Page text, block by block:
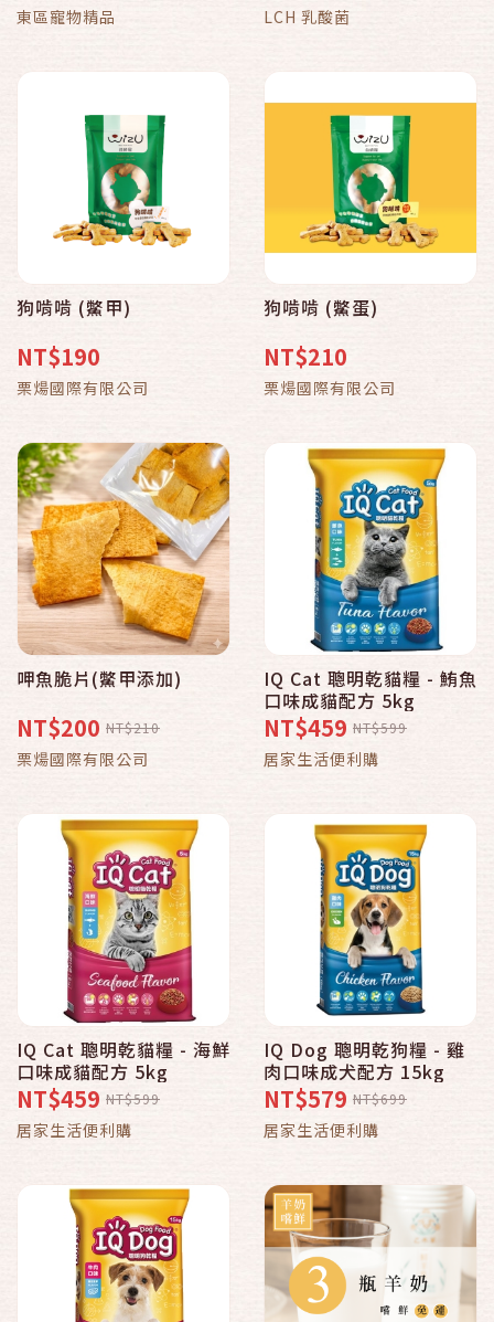
東區寵物精品 LCH 乳酸菌
狗啃啃 (鱉甲)
NT$190
栗煬國際有限公司
狗啃啃 (鱉蛋)
NT$210
栗煬國際有限公司
呷魚脆片(鱉甲添加)
NT$200 NT$210
栗煬國際有限公司
IQ Cat 聰明乾貓糧 - 鮪魚
口味成貓配方 5kg
NT$459 NT$599
居家生活便利購
IQ Cat 聰明乾貓糧 - 海鮮
口味成貓配方 5kg
NT$459 NT$599
居家生活便利購
IQ Dog 聰明乾狗糧 - 雞
肉口味成犬配方 15kg
NT$579 NT$699
居家生活便利購